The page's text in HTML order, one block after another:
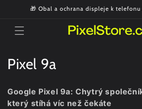
Přejít k🎁 Obal a ochrana displeje k telefonu
K
l
Pixel 9a
Google Pixel 9a: Chytrý
který stíhá víc než čekáte